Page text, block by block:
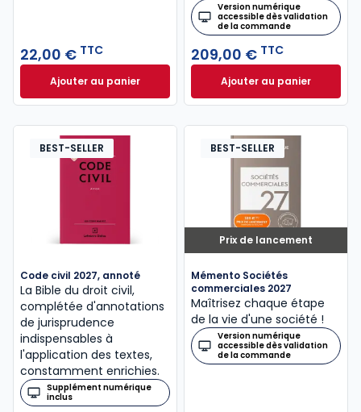
22,00 € TTC
Ajouter au panierCode civil 2027 annoté. Édition limitée à 22,00 € TTC
Version numérique
accessible dès validation
de la commande
209,00 € TTC
Ajouter au panier
Mémento Social
BEST-SELLER
Code civil 2027, annoté
La Bible du droit civil,
complétée d'annotations
de jurisprudence
indispensables à
l'application des textes,
constamment enrichies.
Supplément numérique
inclus
Prix de lancement
BEST-SELLER
Mémento Sociétés
commerciales 2027
Maîtrisez chaque étape
de la vie d'une société !
Version numérique
accessible dès validation
de la commande